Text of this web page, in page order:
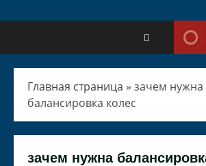
Главная страница » зачем нужна
балансировка колес
зачем нужна